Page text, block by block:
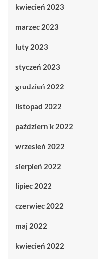
kwiecień 2023
marzec 2023
luty 2023
styczeń 2023
grudzień 2022
listopad 2022
październik 2022
wrzesień 2022
sierpień 2022
lipiec 2022
czerwiec 2022
maj 2022
kwiecień 2022